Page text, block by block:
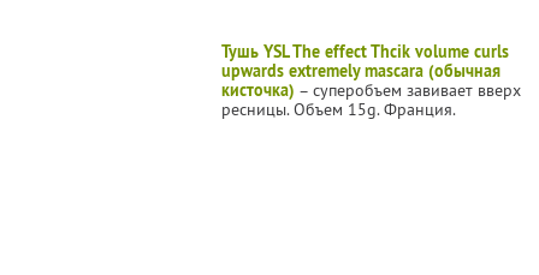
Тушь YSL The effect Thcik volume curls
upwards extremely mascara (обычная
кисточка) – суперобъем завивает вверх
ресницы. Объем 15g. Франция.